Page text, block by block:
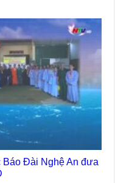
Đài Nghệ An đưa